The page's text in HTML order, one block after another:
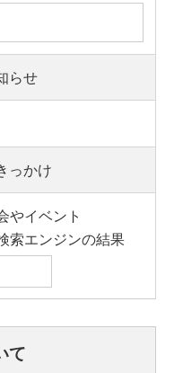
らせ
っかけ
やイベント
索エンジンの結果
て